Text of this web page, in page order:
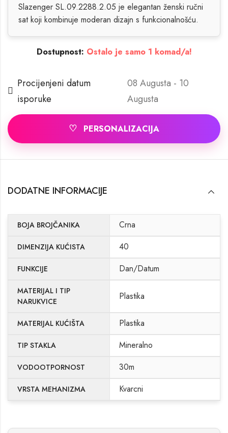
Slazenger SL.09.2288.2.05 je elegantan ženski ručni
sat koji kombinuje moderan dizajn s funkcionalnošću.
Dostupnost: Ostalo je samo 1 komad/a!
Procijenjeni datum
isporuke
08 Augusta - 10
Augusta
♡ PERSONALIZACIJA
DODATNE INFORMACIJE
BOJA BROJČANIKA Crna
DIMENZIJA KUĆISTA 40
FUNKCIJE Dan/Datum
MATERIJAL I TIP
NARUKVICE
Plastika
MATERIJAL KUĆIŠTA Plastika
TIP STAKLA Mineralno
VODOOTPORNOST 30m
VRSTA MEHANIZMA Kvarcni